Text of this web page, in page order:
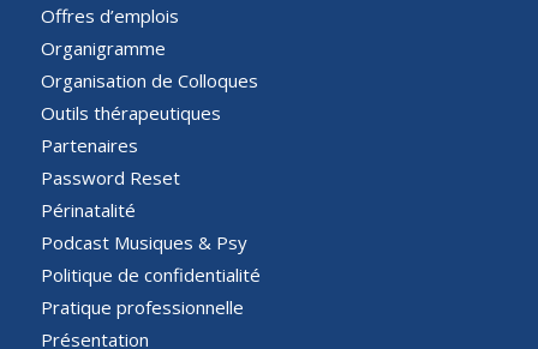
Offres d’emplois
Organigramme
Organisation de Colloques
Outils thérapeutiques
Partenaires
Password Reset
Périnatalité
Podcast Musiques & Psy
Politique de confidentialité
Pratique professionnelle
Présentation